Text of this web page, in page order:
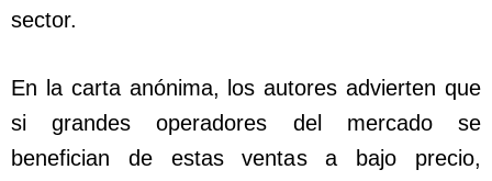
sector.
En la carta anónima, los autores advierten que
si grandes operadores del mercado se
benefician de estas ventas a bajo precio,